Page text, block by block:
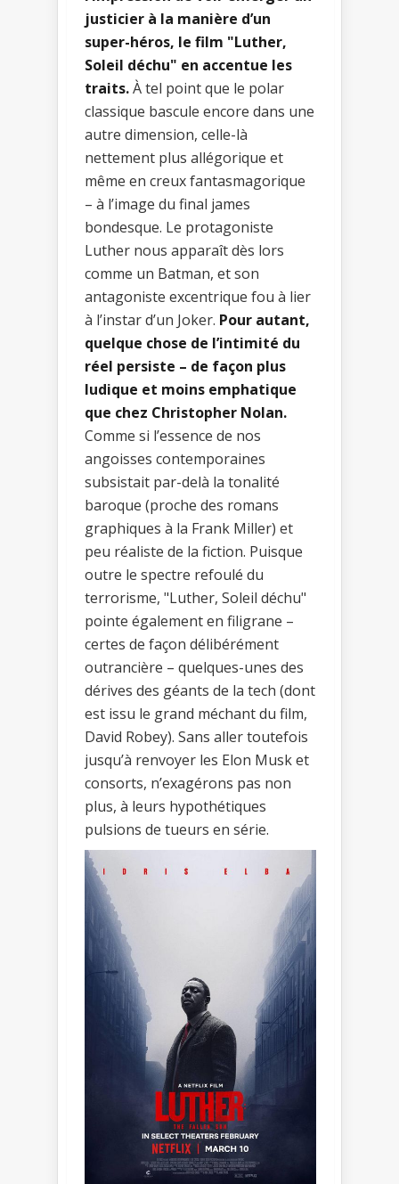
justicier à la manière d’un
super-héros, le film "Luther,
Soleil déchu" en accentue les
traits.À tel point que le polar
classique bascule encore dans une
autre dimension, celle-là
nettement plus allégorique et
même en creux fantasmagorique
– à l’image du final james
bondesque. Le protagoniste
Luther nous apparaît dès lors
comme un Batman, et son
antagoniste excentrique fou à lier
à l’instar d’un Joker. Pour autant,
quelque chose de l’intimité du
réel persiste – de façon plus
ludique et moins emphatique
que chez Christopher Nolan.
Comme si l’essence de nos
angoisses contemporaines
subsistait par-delà la tonalité
baroque (proche des romans
graphiques à la Frank Miller) et
peu réaliste de la fiction. Puisque
outre le spectre refoulé du
terrorisme, "Luther, Soleil déchu"
pointe également en filigrane –
certes de façon délibérément
outrancière – quelques-unes des
dérives des géants de la tech (dont
est issu le grand méchant du film,
David Robey). Sans aller toutefois
jusqu’à renvoyer les Elon Musk et
consorts, n’exagérons pas non
plus, à leurs hypothétiques
pulsions de tueurs en série.